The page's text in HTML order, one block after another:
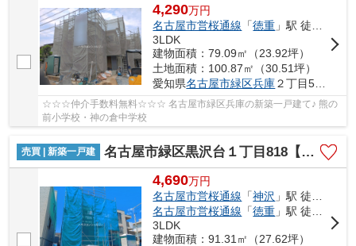
4,290万円
名古屋市営桜通線 「徳重 」駅 徒歩26分
3LDK
建物面積：79.09㎡（23.92坪）
土地面積：100.87㎡（30.51坪）
愛知県名古屋市緑区兵庫２丁目513
☆☆☆仲介手数料無料☆☆☆ 名古屋市緑区兵庫の新築一戸建て♪ 熊の
前小学校・神の倉中学校
売買 | 新築一戸建 名古屋市緑区黒沢台１丁目818【仲介手数料無料】新築一戸建て A号棟
4,690万円
名古屋市営桜通線 「神沢 」駅 徒歩17分
名古屋市営桜通線 「徳重 」駅 徒歩17分
3LDK
建物面積：91.31㎡（27.62坪）